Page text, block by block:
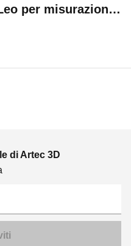
per misurazioni
di Artec 3D